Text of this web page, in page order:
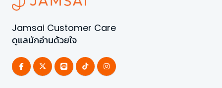
Jamsai Customer Care
ดูแลนักอ่านด้วยใจ